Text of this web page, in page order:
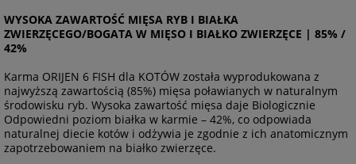
WYSOKA ZAWARTOŚĆ MIĘSA RYB I BIAŁKA
ZWIERZĘCEGO/BOGATA W MIĘSO I BIAŁKO ZWIERZĘCE | 85% /
42%
Karma ORIJEN 6 FISH dla KOTÓW została wyprodukowana z
najwyższą zawartością (85%) mięsa poławianych w naturalnym
środowisku ryb. Wysoka zawartość mięsa daje Biologicznie
Odpowiedni poziom białka w karmie – 42%, co odpowiada
naturalnej diecie kotów i odżywia je zgodnie z ich anatomicznym
zapotrzebowaniem na białko zwierzęce.